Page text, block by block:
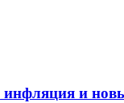
инфляция и